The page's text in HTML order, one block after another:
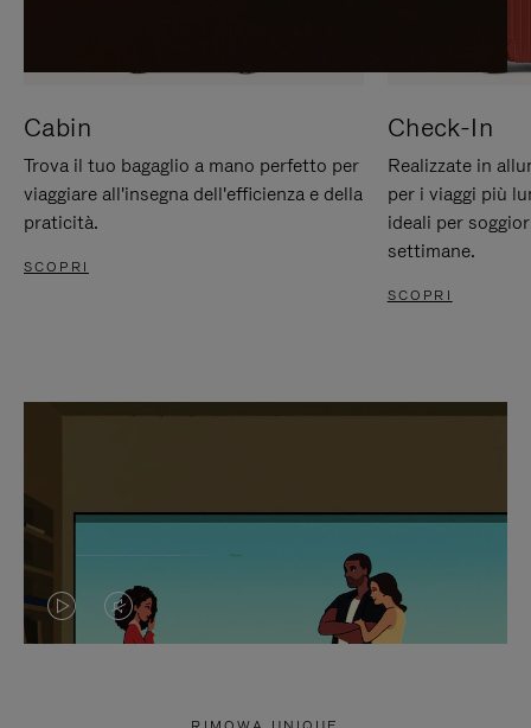
Cabin
Trova il tuo bagaglio a mano perfetto per
viaggiare all'insegna dell'efficienza e della
praticità.
SCOPRI
Check-In
Realizzate in
per i viaggi più
ideali per
settimane.
SCOPRI
IL
IL